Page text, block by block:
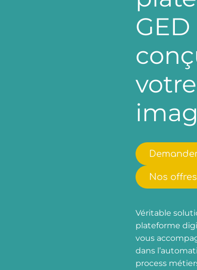
GED
votre
Nos offres
Véritable
plateforme
vous
dans
process